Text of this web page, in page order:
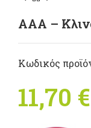
AAA –
Κωδικός
11,70 €